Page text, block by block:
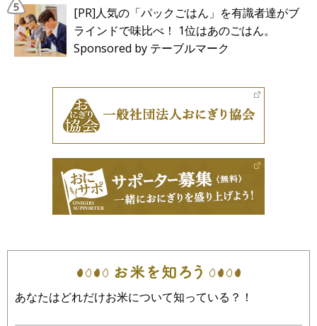
[PR]人気の「パックごはん」を有識者達がブ
ラインドで味比べ！ 1位はあのごはん。
Sponsored by テーブルマーク
あなたはどれだけお米について知っている？！